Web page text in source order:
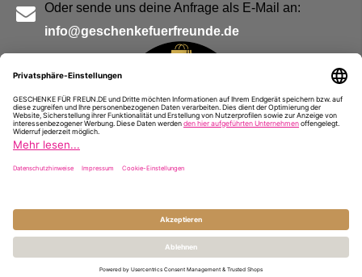
Oder sende uns deine Anfrage als E-Mail an:
info@geschenkefuerfreunde.de
Impressum
© Geschenke für Freunde